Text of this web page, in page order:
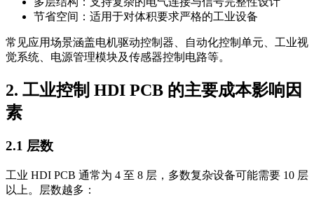
节省空间：适用于对体积要求严格的工业设备
常见应用场景涵盖电机驱动控制器、自动化控制单元、工业视
觉系统、电源管理模块及传感器控制电路等。
2. 工业控制 HDI PCB 的主要成本影响因
素
2.1 层数
工业 HDI PCB 通常为 4 至 8 层，多数复杂设备可能需要 10 层
以上。层数越多：